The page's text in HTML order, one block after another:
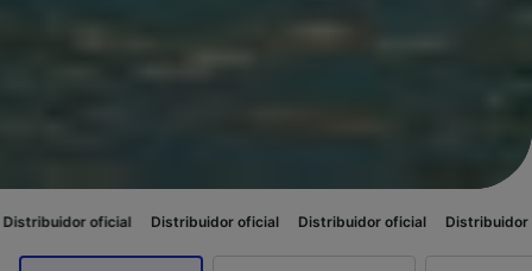
Distribuidor oficial Distribuidor oficial Distribuidor oficial